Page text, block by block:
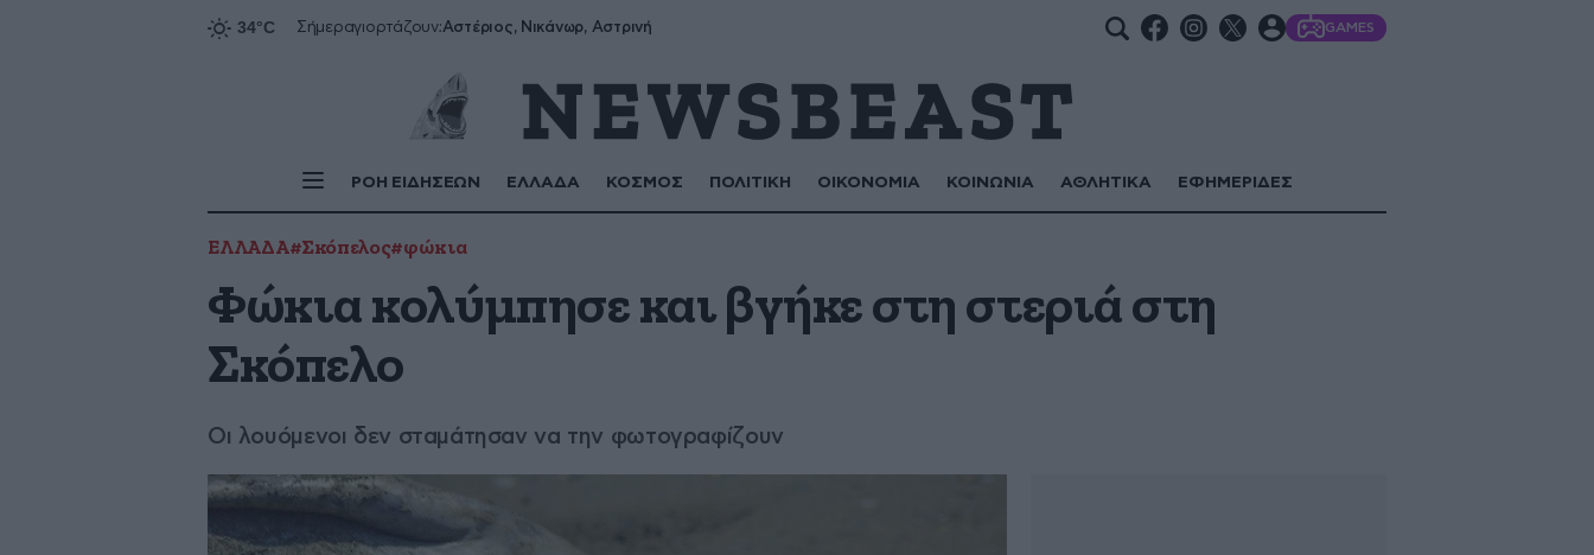
Σήμεραγιορτάζουν:Αστέριος, Νικάνωρ, Αστρινή GAMES
ΡΟΗ ΕΙΔΗΣΕΩΝ ΕΛΛΑΔΑ ΚΟΣΜΟΣ ΠΟΛΙΤΙΚΗ ΟΙΚΟΝΟΜΙΑ ΚΟΙΝΩΝΙΑ ΑΘΛΗΤΙΚΑ ΕΦΗΜΕΡΙΔΕΣ
ΕΛΛΑΔΑ#Σκόπελος#φώκια
Φώκια κολύμπησε και βγήκε στη στεριά στη
Σκόπελο
Οι λουόμενοι δεν σταμάτησαν να την φωτογραφίζουν